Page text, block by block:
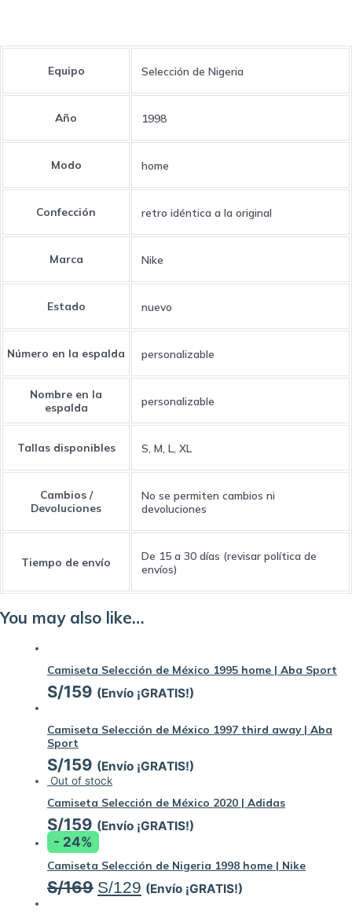
Equipo Selección de Nigeria
Año 1998
Modo home
Confección retro idéntica a la original
Marca Nike
Estado nuevo
Número en la espalda personalizable
Nombre en la
espalda
personalizable
Tallas disponibles S, M, L, XL
Cambios /
Devoluciones
No se permiten cambios ni
devoluciones
Tiempo de envío
De 15 a 30 días (revisar política de
envíos)
You may also like…
Camiseta Selección de México 1995 home | Aba Sport
S/159 (Envío ¡GRATIS!)
Camiseta Selección de México 1997 third away | Aba
Sport
S/159 (Envío ¡GRATIS!)
Out of stock
Camiseta Selección de México 2020 | Adidas
S/159 (Envío ¡GRATIS!)
- 24%
Camiseta Selección de Nigeria 1998 home | Nike
S/169 S/129 (Envío ¡GRATIS!)